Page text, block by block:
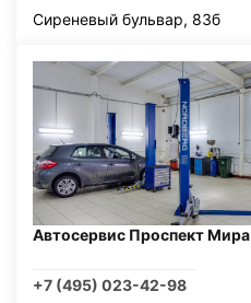
Сиреневый бульвар, 83б
Автосервис Проспект Мира
+7 (495) 023-42-98